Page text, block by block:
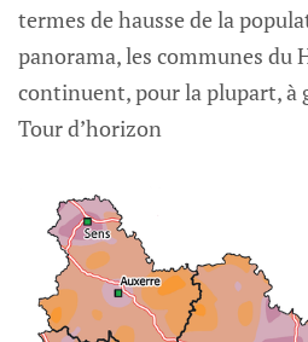
termes de hausse de la
panorama, les communes du
continuent, pour la plupart, à
Tour d’horizon